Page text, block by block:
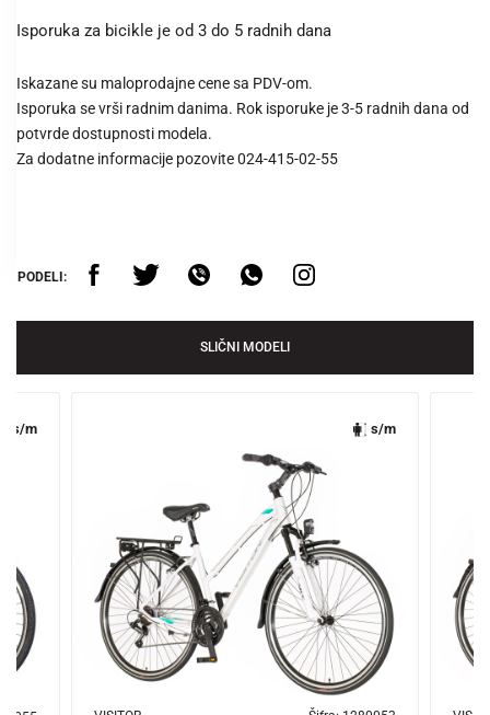
Isporuka za bicikle je od 3 do 5 radnih dana
Iskazane su maloprodajne cene sa PDV-om.
Isporuka se vrši radnim danima. Rok isporuke je 3-5 radnih dana od
potvrde dostupnosti modela.
Za dodatne informacije pozovite 024-415-02-55
PODELI:
SLIČNI MODELI
s/m s/m